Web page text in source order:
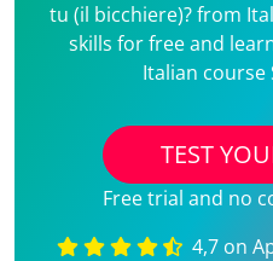
tu (il bicchiere)? from
skills for free and
Italian course
TEST
Free trial and no
4,7 on